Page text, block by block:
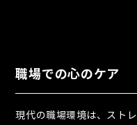
職場での心のケア
現代の職場環境は、スト